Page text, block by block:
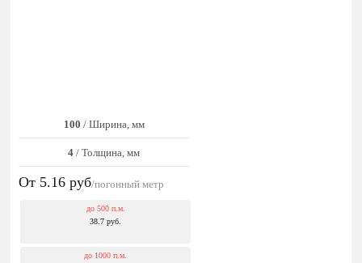
100 / Ширина, мм
4 / Толщина, мм
От 5.16 руб/погонный метр
до 500 п.м.
38.7 руб.
до 1000 п.м.